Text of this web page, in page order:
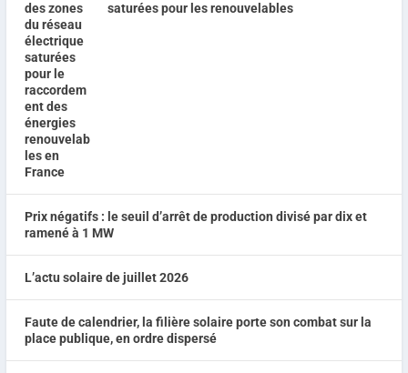
saturées pour les renouvelables
Prix négatifs : le seuil d’arrêt de production divisé par dix et
ramené à 1 MW
L’actu solaire de juillet 2026
Faute de calendrier, la filière solaire porte son combat sur la
place publique, en ordre dispersé